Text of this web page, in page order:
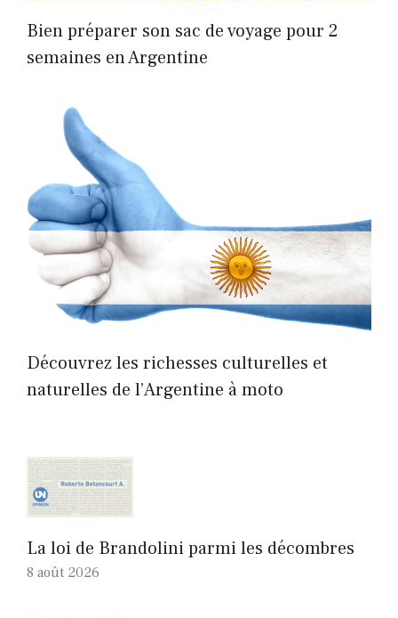
Bien préparer son sac de voyage pour 2
semaines en Argentine
Découvrez les richesses culturelles et
naturelles de l’Argentine à moto
La loi de Brandolini parmi les décombres
8 août 2026